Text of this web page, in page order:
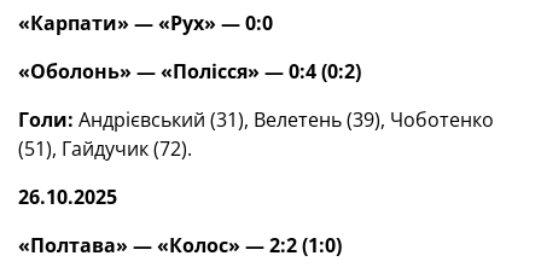
«Карпати» — «Рух» — 0:0
«Оболонь» — «Полісся» — 0:4 (0:2)
Голи: Андрієвський (31), Велетень (39), Чоботенко
(51), Гайдучик (72).
26.10.2025
«Полтава» — «Колос» — 2:2 (1:0)